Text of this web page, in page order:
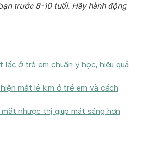
trước 8-10 tuổi. Hãy hành động
lác ở trẻ em chuẩn y học, hiệu quả
mắt lé kim ở trẻ em và cách
nhược thị giúp mắt sáng hơn